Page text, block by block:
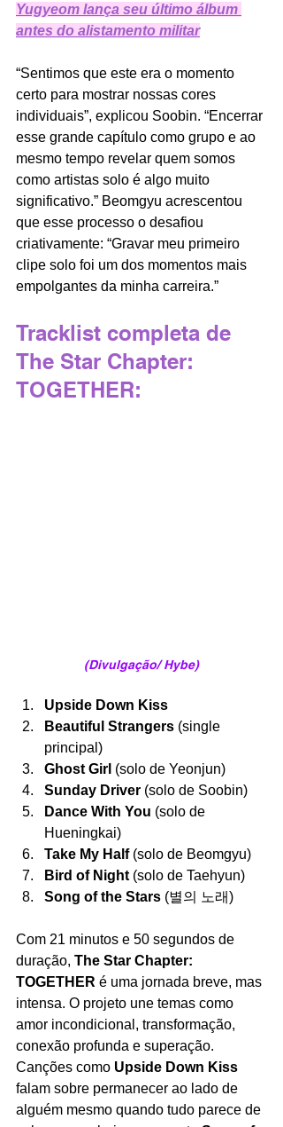
Yugyeom lança seu último álbum
antes do alistamento militar
“Sentimos que este era o momento
certo para mostrar nossas cores
individuais”, explicou Soobin. “Encerrar
esse grande capítulo como grupo e ao
mesmo tempo revelar quem somos
como artistas solo é algo muito
significativo.” Beomgyu acrescentou
que esse processo o desafiou
criativamente: “Gravar meu primeiro
clipe solo foi um dos momentos mais
empolgantes da minha carreira.”
Tracklist completa de
The Star Chapter:
TOGETHER:
(Divulgação/ Hybe)
Upside Down Kiss
Beautiful Strangers (single
principal)
Ghost Girl (solo de Yeonjun)
Sunday Driver (solo de Soobin)
Dance With You (solo de
Hueningkai)
Take My Half (solo de Beomgyu)
Bird of Night (solo de Taehyun)
Song of the Stars (별의 노래)
Com 21 minutos e 50 segundos de
duração, The Star Chapter:
TOGETHER é uma jornada breve, mas
intensa. O projeto une temas como
amor incondicional, transformação,
conexão profunda e superação.
Canções como Upside Down Kiss
falam sobre permanecer ao lado de
alguém mesmo quando tudo parece de